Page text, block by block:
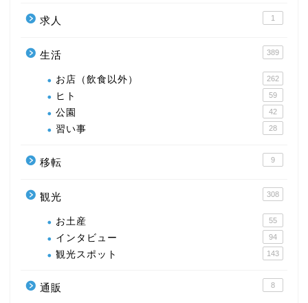
求人 1
生活 389
お店（飲食以外） 262
ヒト 59
公園 42
習い事 28
移転 9
観光 308
お土産 55
インタビュー 94
観光スポット 143
通販 8